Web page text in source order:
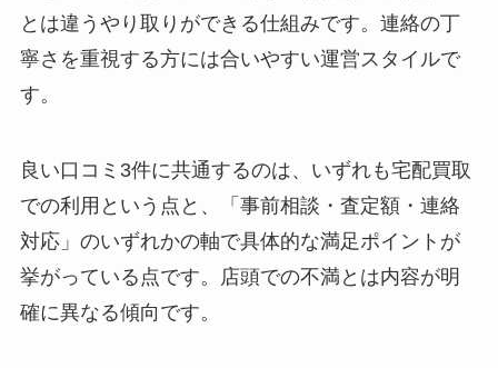
とは違うやり取りができる仕組みです。連絡の丁
寧さを重視する方には合いやすい運営スタイルで
す。
良い口コミ3件に共通するのは、いずれも宅配買取
での利用という点と、「事前相談・査定額・連絡
対応」のいずれかの軸で具体的な満足ポイントが
挙がっている点です。店頭での不満とは内容が明
確に異なる傾向です。